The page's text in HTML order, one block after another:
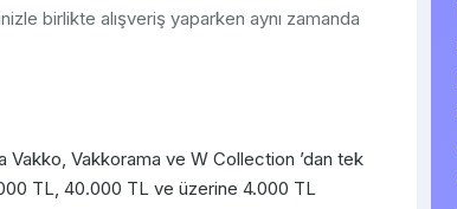
birlikte alışveriş yaparken aynı zamanda
Vakko, Vakkorama ve W Collection ’dan tek
TL, 40.000 TL ve üzerine 4.000 TL